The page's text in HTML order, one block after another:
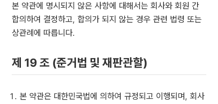
본 약관에 명시되지 않은 사항에 대해서는 회사와 회원 간
합의하여 결정하고, 합의가 되지 않는 경우 관련 법령 또는
상관례에 따릅니다.
제 19 조 (준거법 및 재판관할)
본 약관은 대한민국법에 의하여 규정되고 이행되며, 회사